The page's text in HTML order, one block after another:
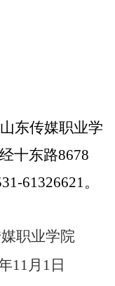
东传媒职业学
十东路8678
61326621 。
职业学院
11月1日